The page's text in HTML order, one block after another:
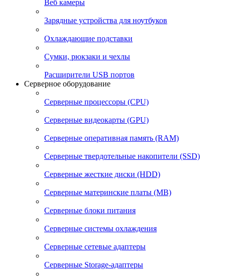
Веб камеры
Зарядные устройства для ноутбуков
Охлаждающие подставки
Сумки, рюкзаки и чехлы
Расширители USB портов
Серверное оборудование
Серверные процессоры (CPU)
Серверные видеокарты (GPU)
Серверные оперативная память (RAM)
Серверные твердотельные накопители (SSD)
Серверные жесткие диски (HDD)
Серверные материнские платы (MB)
Серверные блоки питания
Серверные системы охлаждения
Серверные сетевые адаптеры
Серверные Storage-адаптеры